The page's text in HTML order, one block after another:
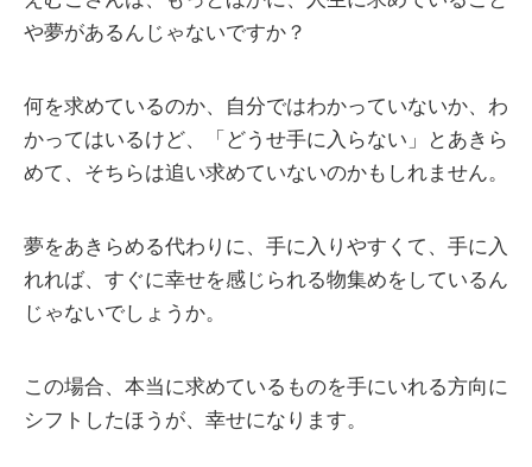
や夢があるんじゃないですか？
何を求めているのか、自分ではわかっていないか、わ
かってはいるけど、「どうせ手に入らない」とあきら
めて、そちらは追い求めていないのかもしれません。
夢をあきらめる代わりに、手に入りやすくて、手に入
れれば、すぐに幸せを感じられる物集めをしているん
じゃないでしょうか。
この場合、本当に求めているものを手にいれる方向に
シフトしたほうが、幸せになります。